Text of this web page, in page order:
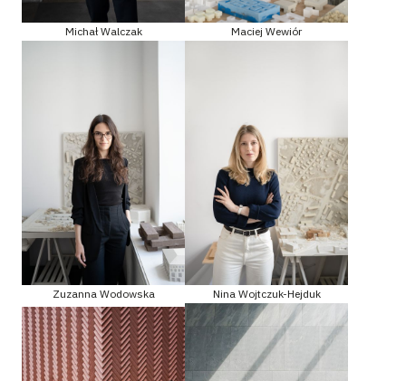
Michał Walczak Maciej Wewiór
Zuzanna Wodowska Nina Wojtczuk-Hejduk